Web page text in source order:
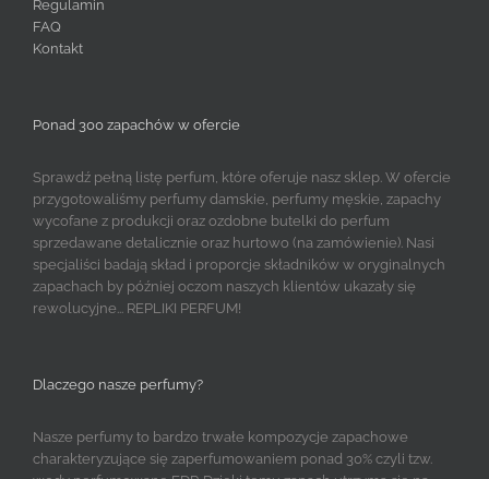
Regulamin
FAQ
Kontakt
Ponad 300 zapachów w ofercie
Sprawdź pełną listę perfum, które oferuje nasz sklep. W ofercie
przygotowaliśmy perfumy damskie, perfumy męskie, zapachy
wycofane z produkcji oraz ozdobne butelki do perfum
sprzedawane detalicznie oraz hurtowo (na zamówienie). Nasi
specjaliści badają skład i proporcje składników w oryginalnych
zapachach by później oczom naszych klientów ukazały się
rewolucyjne... REPLIKI PERFUM!
Dlaczego nasze perfumy?
Nasze perfumy to bardzo trwałe kompozycje zapachowe
charakteryzujące się zaperfumowaniem ponad 30% czyli tzw.